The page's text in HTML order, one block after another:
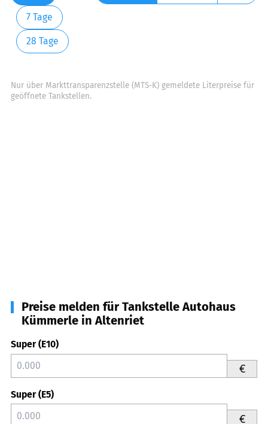
7 Tage
28 Tage
Nur über Markttransparenzstelle (MTS-K) gemeldete Literpreise für
geöffnete Tankstellen.
Preise melden für Tankstelle Autohaus
Kümmerle in Altenriet
Super (E10)
€
Super (E5)
€